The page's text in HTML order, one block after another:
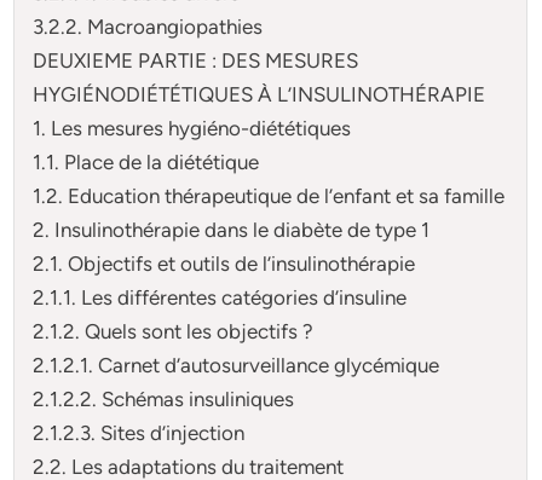
3.2.2. Macroangiopathies
DEUXIEME PARTIE : DES MESURES
HYGIÉNODIÉTÉTIQUES À L’INSULINOTHÉRAPIE
1. Les mesures hygiéno-diététiques
1.1. Place de la diététique
1.2. Education thérapeutique de l’enfant et sa famille
2. Insulinothérapie dans le diabète de type 1
2.1. Objectifs et outils de l’insulinothérapie
2.1.1. Les différentes catégories d’insuline
2.1.2. Quels sont les objectifs ?
2.1.2.1. Carnet d’autosurveillance glycémique
2.1.2.2. Schémas insuliniques
2.1.2.3. Sites d’injection
2.2. Les adaptations du traitement